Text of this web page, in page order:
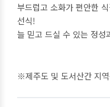
부드럽고 소화가 편안한
선식!
늘 믿고 드실 수 있는 정성
※제주도 및 도서산간 지